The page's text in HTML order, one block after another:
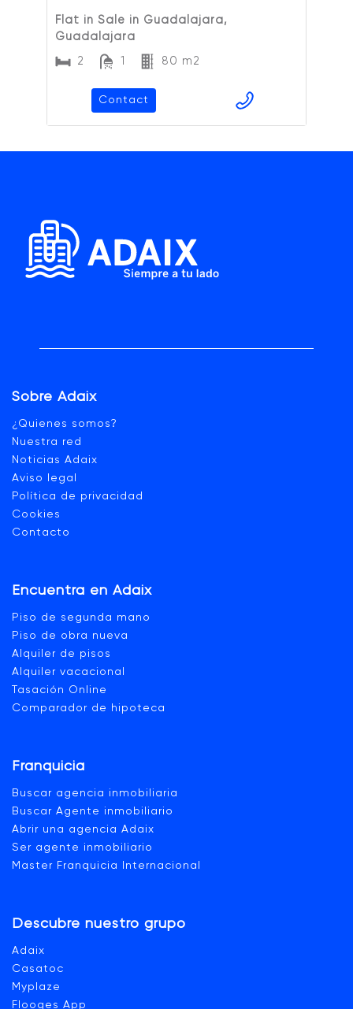
Flat in Sale in Guadalajara,
Guadalajara
2 80 m2
Contact
Sobre Adaix
¿Quienes somos?
Nuestra red
Noticias Adaix
Aviso legal
Política de privacidad
Cookies
Contacto
Encuentra en Adaix
Piso de segunda mano
Piso de obra nueva
Alquiler de pisos
Alquiler vacacional
Tasación Online
Comparador de hipoteca
Franquicia
Buscar agencia inmobiliaria
Buscar Agente inmobiliario
Abrir una agencia Adaix
Ser agente inmobiliario
Master Franquicia Internacional
Descubre nuestro grupo
Adaix
Casatoc
Myplaze
Flooges App